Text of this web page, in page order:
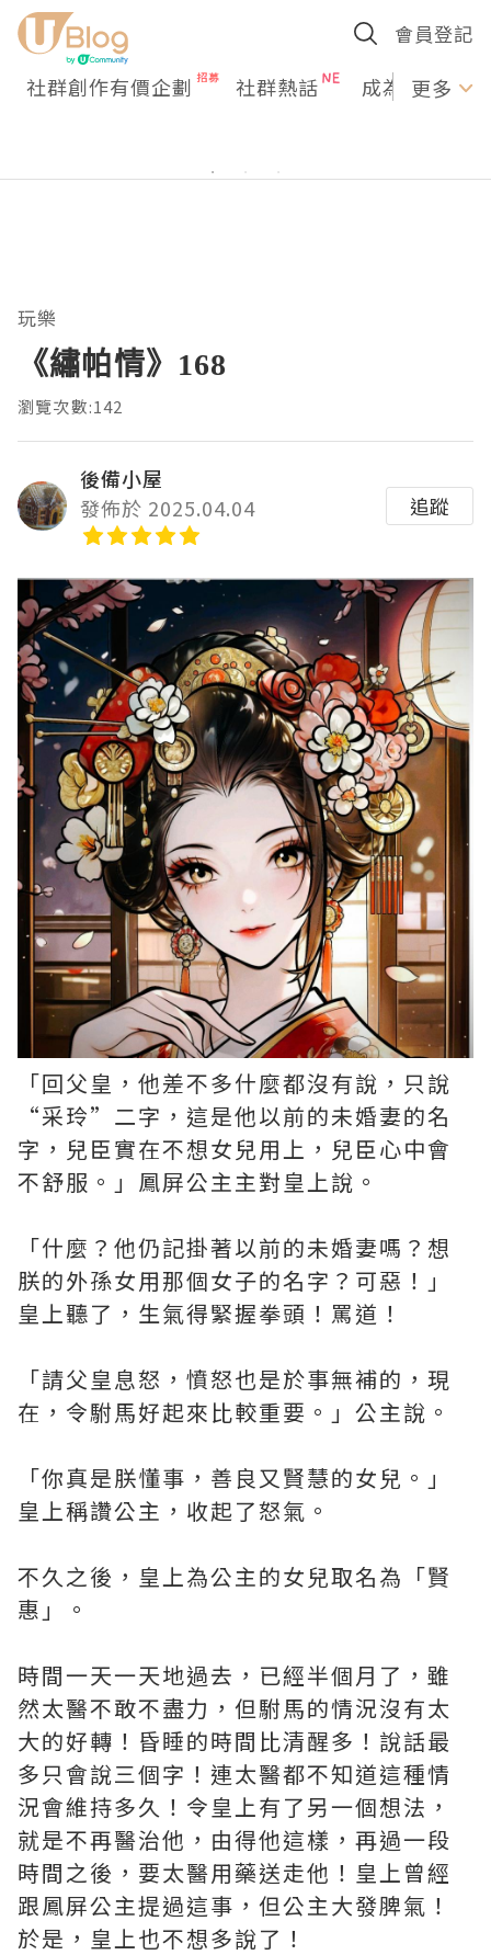
會員登記
社群創作有價企劃 社群熱話 成為U更多
玩樂
《繡帕情》168
瀏覽次數:142
後備小屋
發佈於 2025.04.04
追蹤
「回父皇，他差不多什麼都沒有說，只說
“采玲”二字，這是他以前的未婚妻的名
字，兒臣實在不想女兒用上，兒臣心中會
不舒服。」鳳屏公主主對皇上說。
「什麼？他仍記掛著以前的未婚妻嗎？想
朕的外孫女用那個女子的名字？可惡！」
皇上聽了，生氣得緊握拳頭！罵道！
「請父皇息怒，憤怒也是於事無補的，現
在，令駙馬好起來比較重要。」公主說。
「你真是朕懂事，善良又賢慧的女兒。」
皇上稱讚公主，收起了怒氣。
不久之後，皇上為公主的女兒取名為「賢
惠」。
時間一天一天地過去，已經半個月了，雖
然太醫不敢不盡力，但駙馬的情況沒有太
大的好轉！昏睡的時間比清醒多！說話最
多只會說三個字！連太醫都不知道這種情
況會維持多久！令皇上有了另一個想法，
就是不再醫治他，由得他這樣，再過一段
時間之後，要太醫用藥送走他！皇上曾經
跟鳳屏公主提過這事，但公主大發脾氣！
於是，皇上也不想多說了！